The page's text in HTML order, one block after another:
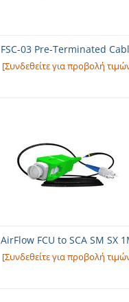
FSC-03 Pre-Terminated
[Συνδεθείτε για προβολή
AirFlow FCU to SCA SM SX
[Συνδεθείτε για προβολή